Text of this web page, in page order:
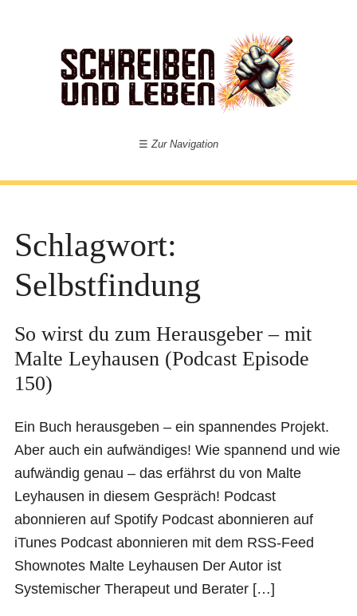
☰ Zur Navigation
Schlagwort:
Selbstfindung
So wirst du zum Herausgeber – mit
Malte Leyhausen (Podcast Episode
150)
Ein Buch herausgeben – ein spannendes Projekt.
Aber auch ein aufwändiges! Wie spannend und wie
aufwändig genau – das erfährst du von Malte
Leyhausen in diesem Gespräch! Podcast
abonnieren auf Spotify Podcast abonnieren auf
iTunes Podcast abonnieren mit dem RSS-Feed
Shownotes Malte Leyhausen Der Autor ist
Systemischer Therapeut und Berater […]